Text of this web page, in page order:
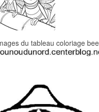
du tableau coloriage